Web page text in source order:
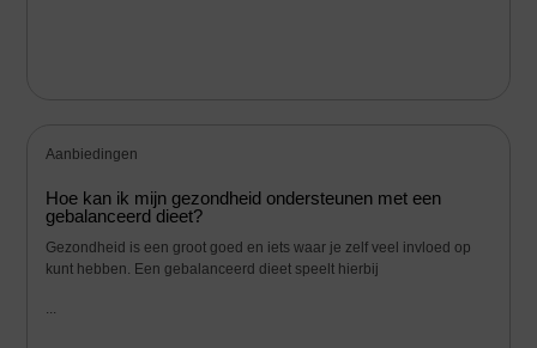
Aanbiedingen
Hoe kan ik mijn gezondheid ondersteunen met een
gebalanceerd dieet?
Gezondheid is een groot goed en iets waar je zelf veel invloed op
kunt hebben. Een gebalanceerd dieet speelt hierbij